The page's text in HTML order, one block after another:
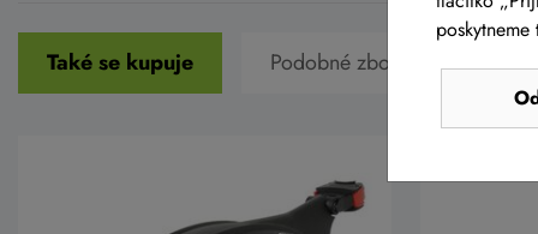
Také se kupuje Podobné zboží v této